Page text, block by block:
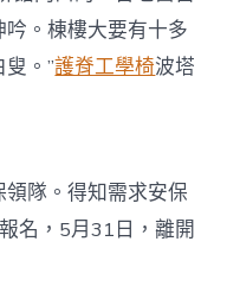
。棟樓大要有十多
。”護脊工學椅波塔
隊。得知需求安保
名，5月31日，離開